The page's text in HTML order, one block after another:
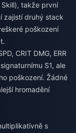
Skill), takže první
zajistí druhý stack
poškození
CRIT DMG, ERR
S1, ale
poškození. Žádné
hromadění
s